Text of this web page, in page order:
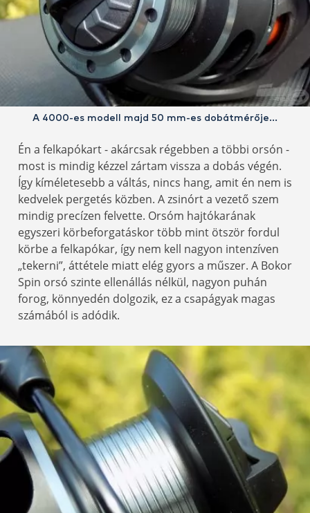
A 4000-es modell majd 50 mm-es dobátmérője…
Én a felkapókart - akárcsak régebben a többi orsón -
most is mindig kézzel zártam vissza a dobás végén.
Így kíméletesebb a váltás, nincs hang, amit én nem is
kedvelek pergetés közben. A zsinórt a vezető szem
mindig precízen felvette. Orsóm hajtókarának
egyszeri körbeforgatáskor több mint ötször fordul
körbe a felkapókar, így nem kell nagyon intenzíven
„tekerni”, áttétele miatt elég gyors a műszer. A Bokor
Spin orsó szinte ellenállás nélkül, nagyon puhán
forog, könnyedén dolgozik, ez a csapágyak magas
számából is adódik.